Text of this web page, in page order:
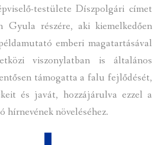
testülete Díszpolgári címet
Gyula részére, aki kiemelkedően
emberi magatartásával
viszonylatban is általános
támogatta a falu fejlődését,
és javát, hozzájárulva ezzel a
hírnevének növeléséhez.